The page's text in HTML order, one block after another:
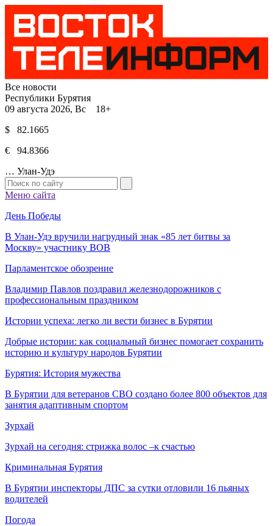
Все новости
Республики Бурятия
09 августа 2026, Вс 18+
$ 82.1665
€ 94.8366
… Улан-Удэ
Меню сайта
День Победы
В Улан-Удэ вручили нагрудный знак «85 лет битвы за
Москву» участнику ВОВ
Парламентское обозрение
Владимир Павлов поздравил железнодорожников с
профессиональным праздником
Истории успеха: легко ли вести бизнес в Бурятии
Добрые истории: как социальный бизнес помогает сохранить
историю и культуру народов Бурятии
Бурятия: История мужества
В Бурятии для ветеранов СВО создано более 800 объектов для
занятия адаптивным спортом
Зурхай
Зурхай на сегодня: стрижка волос –к счастью
Криминальная Бурятия
В Бурятии инспекторы ДПС за сутки отловили 16 пьяных
водителей
Погода